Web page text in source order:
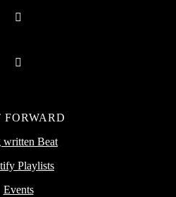
FORWARD
written Beat
Playlists
Events